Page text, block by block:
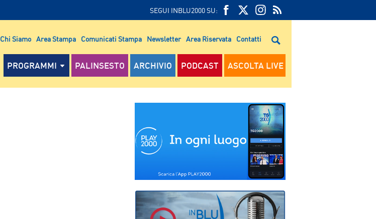
SEGUI INBLU2000 SU:
FEED
RSS
RSS
Chi Siamo Area Stampa Comunicati Stampa Newsletter Area Riservata Contatti
PROGRAMMI PALINSESTO ARCHIVIO PODCAST ASCOLTA LIVE